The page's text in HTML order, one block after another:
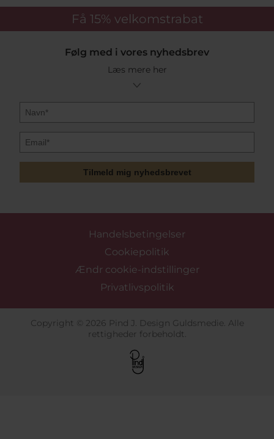
Få 15% velkomstrabat
Følg med i vores nyhedsbrev
Læs mere her
Tilmeld mig nyhedsbrevet
Handelsbetingelser
Cookiepolitik
Ændr cookie-indstillinger
Privatlivspolitik
Copyright © 2026 Pind J. Design Guldsmedie. Alle
rettigheder forbeholdt.